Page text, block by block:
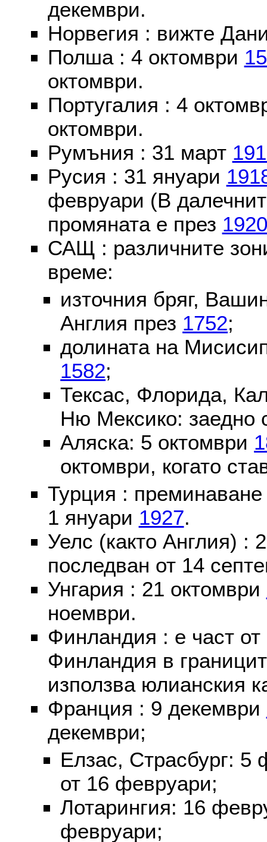
декември.
Норвегия : вижте
Полша : 4 октомври
октомври.
Португалия : 4
октомври.
Румъния : 31 март
Русия : 31 януари
февруари (В
промяната е през 1920
САЩ : различните
време:
източния бряг,
Англия през 1752;
долината на
1582;
Тексас, Флорида,
Ню Мексико: заедно
Аляска: 5 октомври
октомври, когато
Турция :
1 януари 1927.
Уелс (както Англия) :
последван от 14
Унгария : 21 октомври
ноември.
Финландия : е част
Финландия в
използва юлианския
Франция : 9 декември
декември;
Елзас, Страсбург:
от 16 февруари;
Лотарингия: 16
февруари;